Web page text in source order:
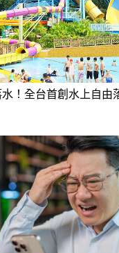
！全台首創水上自由